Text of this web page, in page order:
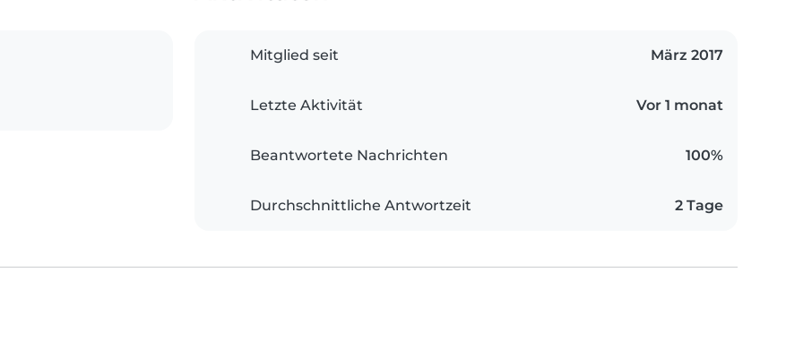
Mitglied seit März 2017
Letzte Aktivität Vor 1 monat
Beantwortete Nachrichten 100%
Durchschnittliche Antwortzeit 2 Tage